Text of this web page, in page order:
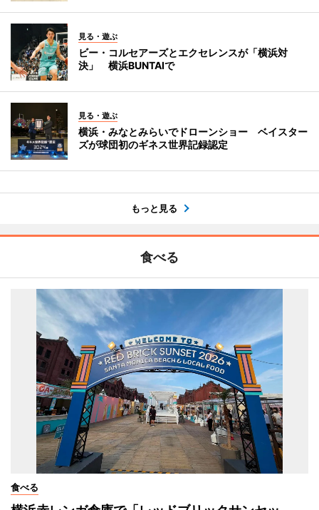
見る・遊ぶ
ビー・コルセアーズとエクセレンスが「横浜対
決」 横浜BUNTAIで
見る・遊ぶ
横浜・みなとみらいでドローンショー ベイスター
ズが球団初のギネス世界記録認定
もっと見る
食べる
食べる